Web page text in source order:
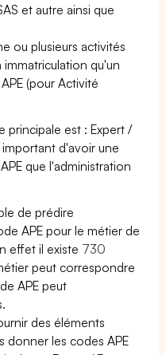
et autre ainsi que
ou plusieurs activités
immatriculation qu'un
(pour Activité
principale est : Expert /
d'avoir une
que l'administration
de prédire
APE pour le métier de
effet il existe 730
peut correspondre
APE peut
des éléments
donner les codes APE